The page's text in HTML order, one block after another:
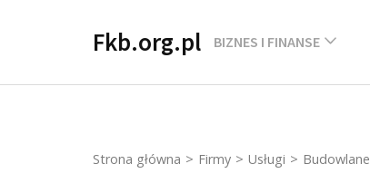
(Press
Fkb.org.pl BIZNES I FINANSE
Strona główna > Firmy > Usługi > Budowlane